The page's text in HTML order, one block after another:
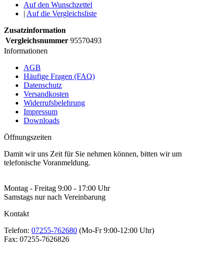
Auf den Wunschzettel
| Auf die Vergleichsliste
Zusatzinformation
Vergleichsnummer 95570493
Informationen
AGB
Häufige Fragen (FAQ)
Datenschutz
Versandkosten
Widerrufsbelehrung
Impressum
Downloads
Öffnungszeiten
Damit wir uns Zeit für Sie nehmen können, bitten wir um
telefonische Voranmeldung.
Montag - Freitag 9:00 - 17:00 Uhr
Samstags nur nach Vereinbarung
Kontakt
Telefon: 07255-762680 (Mo-Fr 9:00-12:00 Uhr)
Fax: 07255-7626826